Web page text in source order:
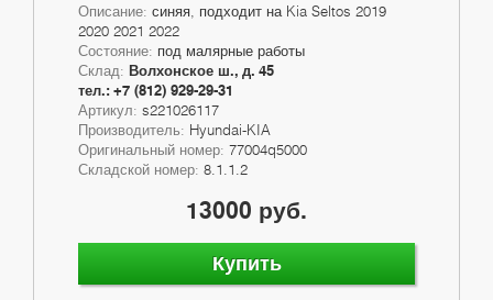
Описание: синяя, подходит на Kia Seltos 2019
2020 2021 2022
Состояние: под малярные работы
Склад: Волхонское ш., д. 45
тел.: +7 (812) 929-29-31
Артикул: s221026117
Производитель: Hyundai-KIA
Оригинальный номер: 77004q5000
Складской номер: 8.1.1.2
13000 руб.
Купить